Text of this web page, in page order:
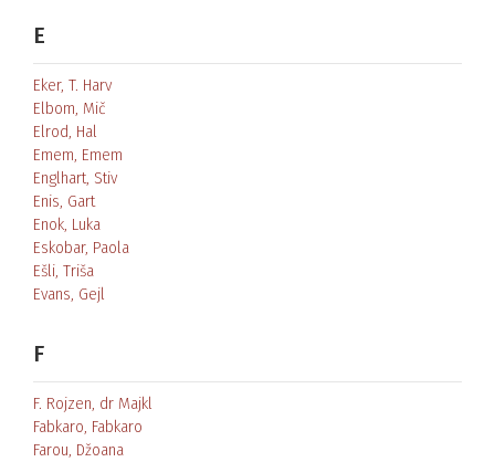
E
Eker, T. Harv
Elbom, Mič
Elrod, Hal
Emem, Emem
Englhart, Stiv
Enis, Gart
Enok, Luka
Eskobar, Paola
Ešli, Triša
Evans, Gejl
F
F. Rojzen, dr Majkl
Fabkaro, Fabkaro
Farou, Džoana